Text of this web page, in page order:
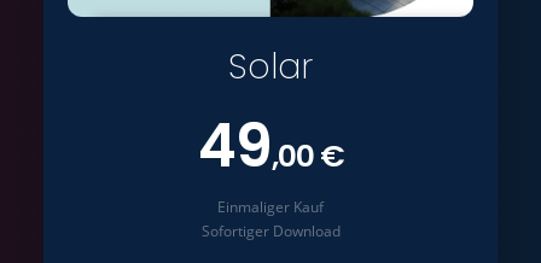
Solar
49,00 €
Einmaliger Kauf
Sofortiger Download